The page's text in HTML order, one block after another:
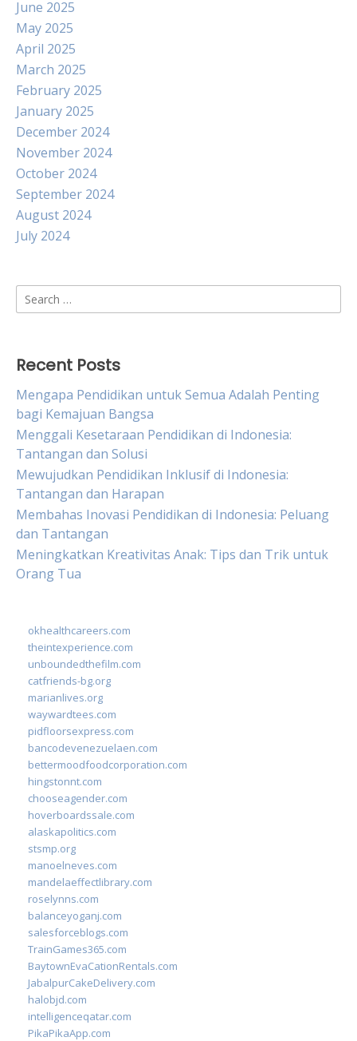
June 2025
May 2025
April 2025
March 2025
February 2025
January 2025
December 2024
November 2024
October 2024
September 2024
August 2024
July 2024
Search
for:
Recent Posts
Mengapa Pendidikan untuk Semua Adalah Penting
bagi Kemajuan Bangsa
Menggali Kesetaraan Pendidikan di Indonesia:
Tantangan dan Solusi
Mewujudkan Pendidikan Inklusif di Indonesia:
Tantangan dan Harapan
Membahas Inovasi Pendidikan di Indonesia: Peluang
dan Tantangan
Meningkatkan Kreativitas Anak: Tips dan Trik untuk
Orang Tua
okhealthcareers.com
theintexperience.com
unboundedthefilm.com
catfriends-bg.org
marianlives.org
waywardtees.com
pidfloorsexpress.com
bancodevenezuelaen.com
bettermoodfoodcorporation.com
hingstonnt.com
chooseagender.com
hoverboardssale.com
alaskapolitics.com
stsmp.org
manoelneves.com
mandelaeffectlibrary.com
roselynns.com
balanceyoganj.com
salesforceblogs.com
TrainGames365.com
BaytownEvaCationRentals.com
JabalpurCakeDelivery.com
halobjd.com
intelligenceqatar.com
PikaPikaApp.com